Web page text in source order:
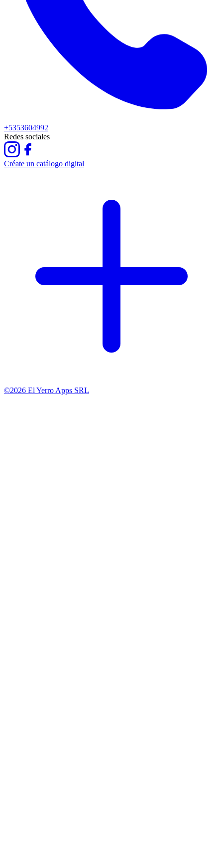
+5353604992
Redes sociales
Créate un catálogo digital
©2026 El Yerro Apps SRL